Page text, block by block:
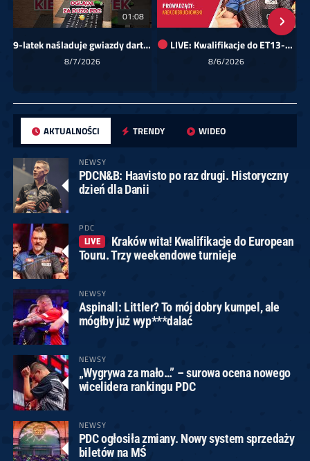
01:08
9-latek naśladuje gwiazdy darta!
8/7/2026
00:00
LIVE: Kwalifikacje do ET13-14 dla Europy Wschodniej
8/6/2026
AKTUALNOŚCI TRENDY WIDEO
NEWSY
PDCN&B: Haavisto po raz drugi. Historyczny
dzień dla Danii
PDC
LIVE
Kraków wita! Kwalifikacje do European
Touru. Trzy weekendowe turnieje
NEWSY
Aspinall: Littler? To mój dobry kumpel, ale
mógłby już wyp***dalać
NEWSY
„Wygrywa za mało…” – surowa ocena nowego
wicelidera rankingu PDC
NEWSY
PDC ogłosiła zmiany. Nowy system sprzedaży
biletów na MŚ